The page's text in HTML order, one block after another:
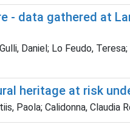
- data gathered at
Daniel; Lo Feudo,
heritage at risk
Paola; Calidonna, Claudia